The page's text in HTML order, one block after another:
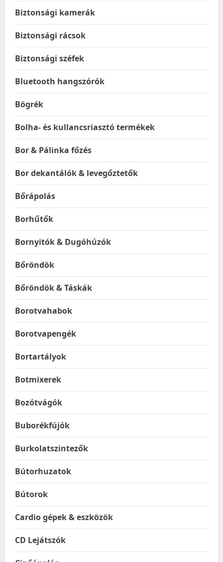
Biztonsági kamerák
Biztonsági rácsok
Biztonsági széfek
Bluetooth hangszórók
Bögrék
Bolha- és kullancsriasztó termékek
Bor & Pálinka főzés
Bor dekantálók & levegőztetők
Bőrápolás
Borhűtők
Bornyitók & Dugóhúzók
Bőröndök
Bőröndök & Táskák
Borotvahabok
Borotvapengék
Bortartályok
Botmixerek
Bozótvágók
Buborékfújók
Burkolatszintezők
Bútorhuzatok
Bútorok
Cardio gépek & eszközök
CD Lejátszók